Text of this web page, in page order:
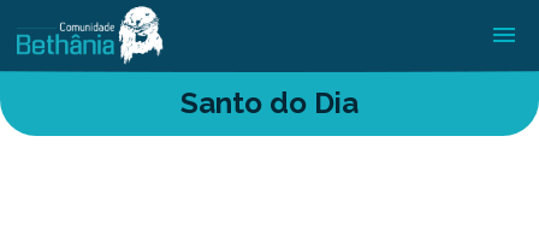
Santo do Dia